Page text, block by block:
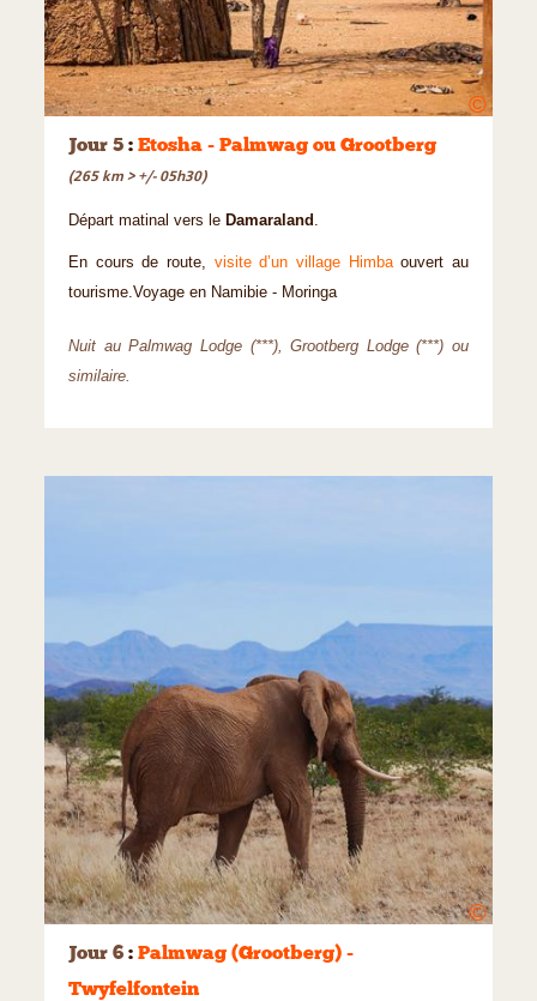
©
Jour 5 : Etosha - Palmwag ou Grootberg
(265 km > +/- 05h30)
Départ matinal vers le Damaraland .
En cours de route, visite d’un village Himbaouvert au
tourisme.Voyage en Namibie - Moringa
Nuit au Palmwag Lodge (***), Grootberg Lodge (***) ou
similaire.
©
Jour 6 : Palmwag (Grootberg) -
Twyfelfontein